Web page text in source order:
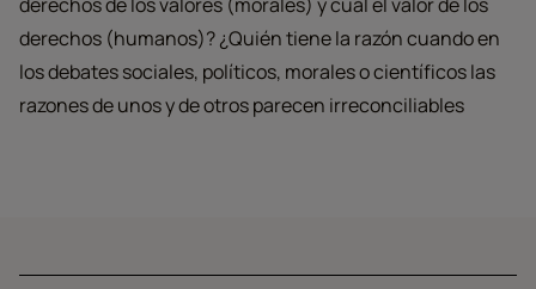
derechos (humanos)? ¿Quién tiene la razón cuando en
los debates sociales, políticos, morales o científicos las
razones de unos y de otros parecen irreconciliables